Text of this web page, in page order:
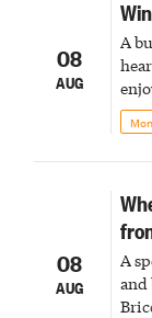
08
AUG
A
08
AUG
A
and